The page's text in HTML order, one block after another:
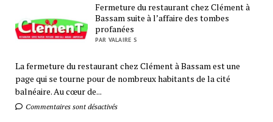
Fermeture du restaurant chez Clément à
Bassam suite à l’affaire des tombes
profanées
PAR VALAIRE S
La fermeture du restaurant chez Clément à Bassam est une
page qui se tourne pour de nombreux habitants de la cité
balnéaire. Au cœur de...
Commentaires sont désactivés